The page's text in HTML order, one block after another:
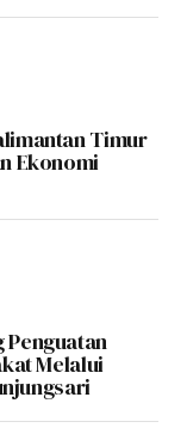
Timur
Ekonomi
Penguatan
Melalui